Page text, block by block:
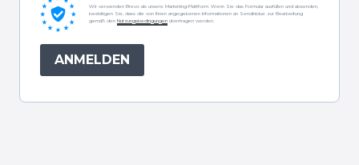
Wir verwenden Brevo als unsere Marketing-Plattform. Wenn Sie das Formular ausfüllen und absenden,
bestätigen Sie, dass die von Ihnen angegebenen Informationen an Sendinblue zur Bearbeitung
gemäß den Nutzungsbedingungen übertragen werden.
ANMELDEN